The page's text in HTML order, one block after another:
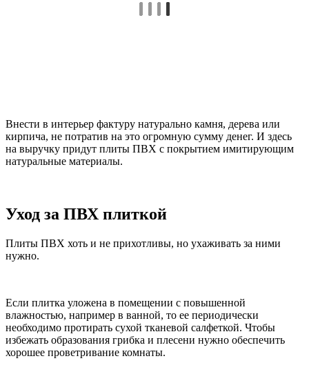
Внести в интерьер фактуру натурально камня, дерева или
кирпича, не потратив на это огромную сумму денег. И здесь
на выручку придут плиты ПВХ с покрытием имитирующим
натуральные материалы.
Уход за ПВХ плиткой
Плиты ПВХ хоть и не прихотливы, но ухаживать за ними
нужно.
Если плитка уложена в помещении с повышенной
влажностью, например в ванной, то ее периодически
необходимо протирать сухой тканевой салфеткой. Чтобы
избежать образования грибка и плесени нужно обеспечить
хорошее проветривание комнаты.